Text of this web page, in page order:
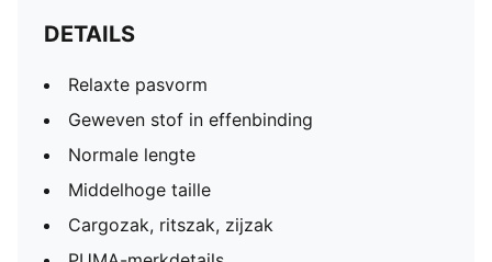
DETAILS
Relaxte pasvorm
Geweven stof in effenbinding
Normale lengte
Middelhoge taille
Cargozak, ritszak, zijzak